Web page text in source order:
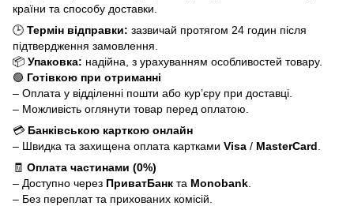
країни та способу доставки.
🕒 Термін відправки: зазвичай протягом 24 годин після
підтвердження замовлення.
📦 Упаковка: надійна, з урахуванням особливостей товару.
🟢 Готівкою при отриманні
– Оплата у відділенні пошти або кур’єру при доставці.
– Можливість оглянути товар перед оплатою.
💳 Банківською карткою онлайн
– Швидка та захищена оплата картками Visa / MasterCard
🧾 Оплата частинами (0%)
– Доступно через ПриватБанк та Monobank
– Без переплат та прихованих комісій.